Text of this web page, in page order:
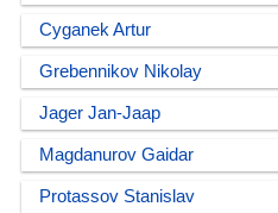
Cyganek Artur
Grebennikov Nikolay
Jager Jan-Jaap
Magdanurov Gaidar
Protassov Stanislav